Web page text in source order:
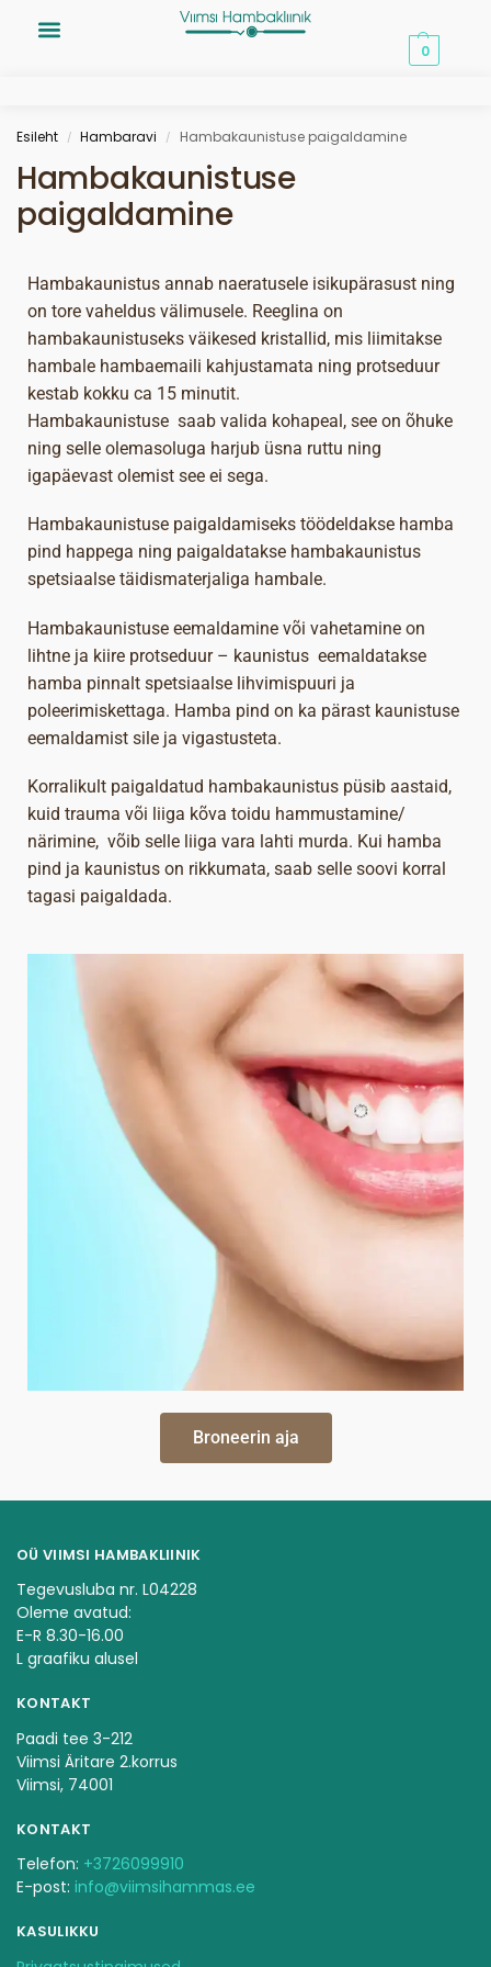
0
Esileht / Hambaravi / Hambakaunistuse paigaldamine
Hambakaunistuse
paigaldamine
Hambakaunistus annab naeratusele isikupärasust ning
on tore vaheldus välimusele. Reeglina on
hambakaunistuseks väikesed kristallid, mis liimitakse
hambale hambaemaili kahjustamata ning protseduur
kestab kokku ca 15 minutit.
Hambakaunistuse saab valida kohapeal, see on õhuke
ning selle olemasoluga harjub üsna ruttu ning
igapäevast olemist see ei sega.
Hambakaunistuse paigaldamiseks töödeldakse hamba
pind happega ning paigaldatakse hambakaunistus
spetsiaalse täidismaterjaliga hambale.
Hambakaunistuse eemaldamine või vahetamine on
lihtne ja kiire protseduur – kaunistus eemaldatakse
hamba pinnalt spetsiaalse lihvimispuuri ja
poleerimiskettaga. Hamba pind on ka pärast kaunistuse
eemaldamist sile ja vigastusteta.
Korralikult paigaldatud hambakaunistus püsib aastaid,
kuid trauma või liiga kõva toidu hammustamine/
närimine, võib selle liiga vara lahti murda. Kui hamba
pind ja kaunistus on rikkumata, saab selle soovi korral
tagasi paigaldada.
Broneerin aja
OÜ VIIMSI HAMBAKLIINIK
Tegevusluba nr. L04228
Oleme avatud:
E-R 8.30-16.00
L graafiku alusel
KONTAKT
Paadi tee 3-212
Viimsi Äritare 2.korrus
Viimsi, 74001
KONTAKT
Telefon: +3726099910
E-post: info@viimsihammas.ee
KASULIKKU